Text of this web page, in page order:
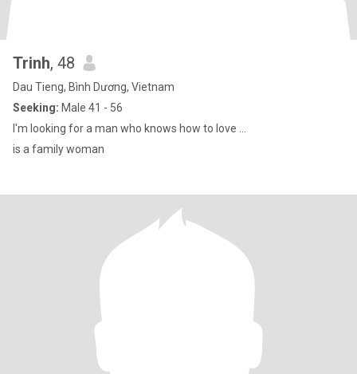
Trinh, 48
Dau Tieng, Bình Dương, Vietnam
Seeking: Male 41 - 56
I'm looking for a man who knows how to love ...
is a family woman ​​